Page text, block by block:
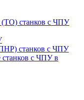
(ТО) станков с ЧПУ
станков с ЧПУ
станков с ЧПУ в